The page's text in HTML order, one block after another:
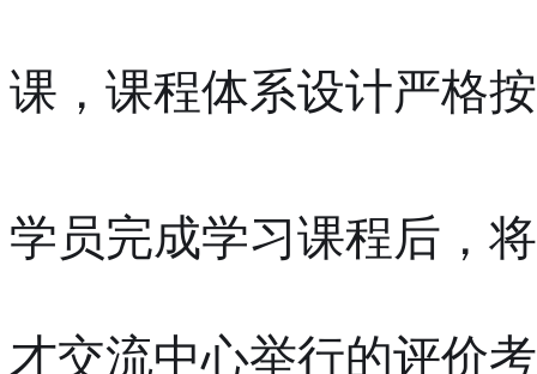
课，课程体系设计严格
学员完成学习课程后，
才交流中心举行的评价